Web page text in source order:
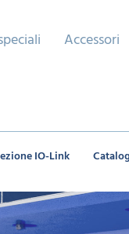
Accessori
IO-Link